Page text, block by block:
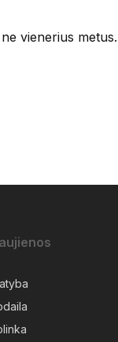
vienerius